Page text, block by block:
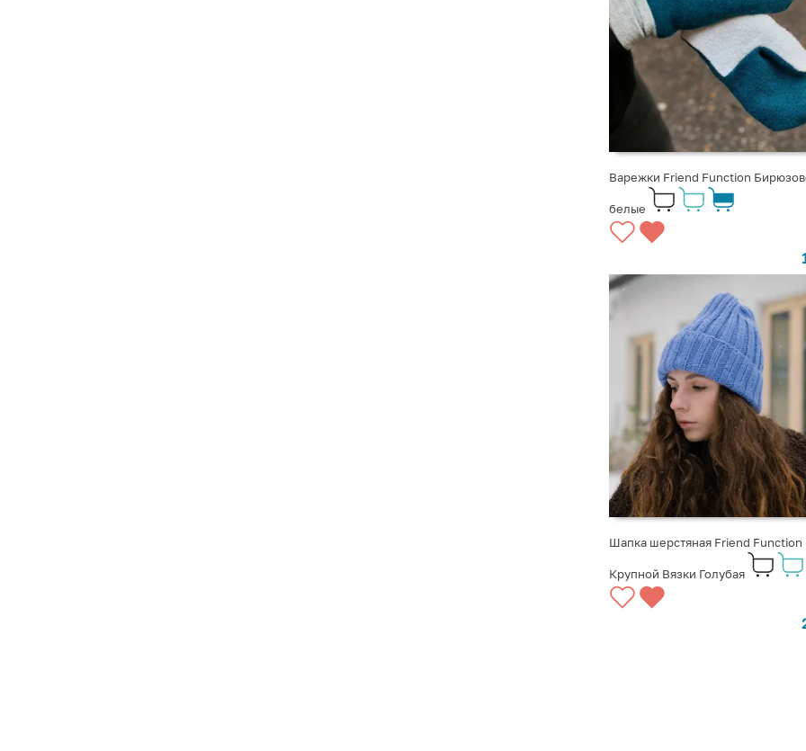
Варежки Friend Function
белые
Шапка шерстяная Friend Function
Крупной Вязки Голубая